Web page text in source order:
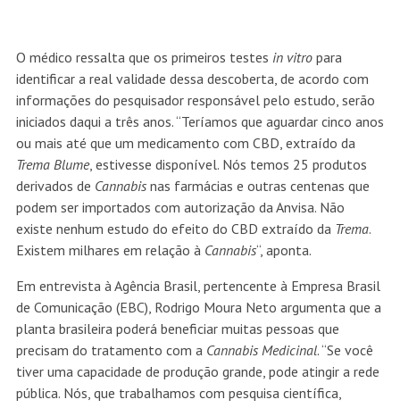
O médico ressalta que os primeiros testes in vitro para
identificar a real validade dessa descoberta, de acordo com
informações do pesquisador responsável pelo estudo, serão
iniciados daqui a três anos. “Teríamos que aguardar cinco anos
ou mais até que um medicamento com CBD, extraído da
Trema Blume, estivesse disponível. Nós temos 25 produtos
derivados de Cannabis nas farmácias e outras centenas que
podem ser importados com autorização da Anvisa. Não
existe nenhum estudo do efeito do CBD extraído da Trema.
Existem milhares em relação à Cannabis“, aponta.
Em entrevista à Agência Brasil, pertencente à Empresa Brasil
de Comunicação (EBC), Rodrigo Moura Neto argumenta que a
planta brasileira poderá beneficiar muitas pessoas que
precisam do tratamento com a Cannabis Medicinal. “Se você
tiver uma capacidade de produção grande, pode atingir a rede
pública. Nós, que trabalhamos com pesquisa científica,